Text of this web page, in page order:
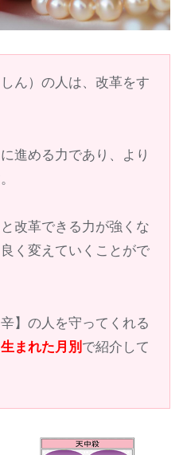
しん）の人は、改革をす
進める力であり、より
改革できる力が強くな
く変えていくことがで
】の人を守ってくれる
生まれた月別 で紹介して